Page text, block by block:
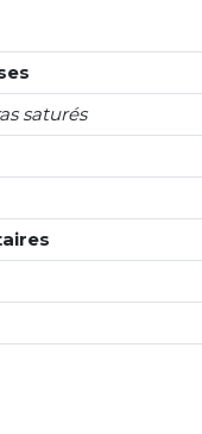
saturés